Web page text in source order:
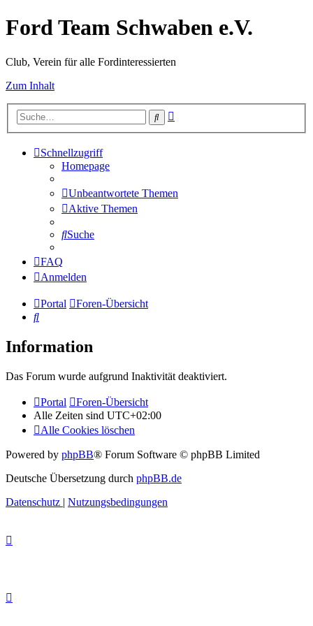
Ford Team Schwaben e.V.
Club, Verein für alle Fordinteressierten
Zum Inhalt
Suche
Schnellzugriff
Homepage
Unbeantwortete Themen
Aktive Themen
Suche
FAQ
Anmelden
Portal
Foren-Übersicht
Suche
Information
Das Forum wurde aufgrund Inaktivität deaktiviert.
Portal
Foren-Übersicht
Alle Zeiten sind UTC+02:00
Alle Cookies löschen
Powered by phpBB® Forum Software © phpBB Limited
Deutsche Übersetzung durch phpBB.de
Datenschutz | Nutzungsbedingungen